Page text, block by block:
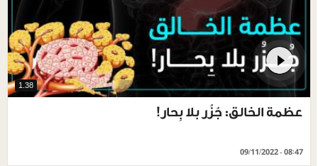
1.38
عظمة الخالق: جُزُر بلا بِحار!
09/11/2022 - 08:47